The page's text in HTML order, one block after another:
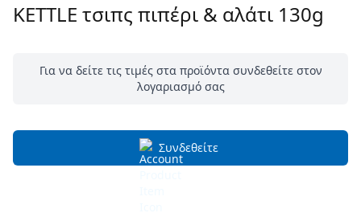
KETTLE τσιπς πιπέρι & αλάτι 130g
Για να δείτε τις τιμές στα προϊόντα συνδεθείτε στον
λογαριασμό σας
Συνδεθείτε